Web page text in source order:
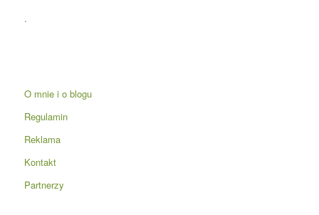
.
O mnie i o blogu
Regulamin
Reklama
Kontakt
Partnerzy